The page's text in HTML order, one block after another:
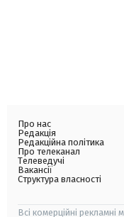
Про нас
Редакція
Редакційна політика
Про телеканал
Телеведучі
Вакансії
Структура власності
Всі комерційні рекламні